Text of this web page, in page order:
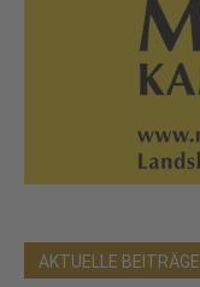
AKTUELLE BEITRÄGE